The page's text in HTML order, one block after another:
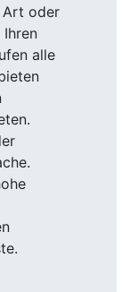
Art oder
alle